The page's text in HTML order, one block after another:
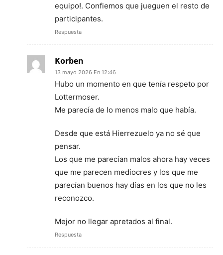
equipo!. Confiemos que jueguen el resto de
participantes.
Respuesta
Korben
13 mayo 2026 En 12:46
Hubo un momento en que tenía respeto por
Lottermoser.
Me parecía de lo menos malo que había.
Desde que está Hierrezuelo ya no sé que
pensar.
Los que me parecían malos ahora hay veces
que me parecen mediocres y los que me
parecían buenos hay días en los que no les
reconozco.
Mejor no llegar apretados al final.
Respuesta